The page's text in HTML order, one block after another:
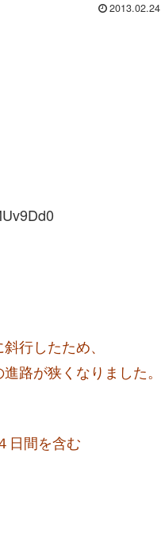
2013.02.24
行したため、
路が狭くなりました。
日間を含む